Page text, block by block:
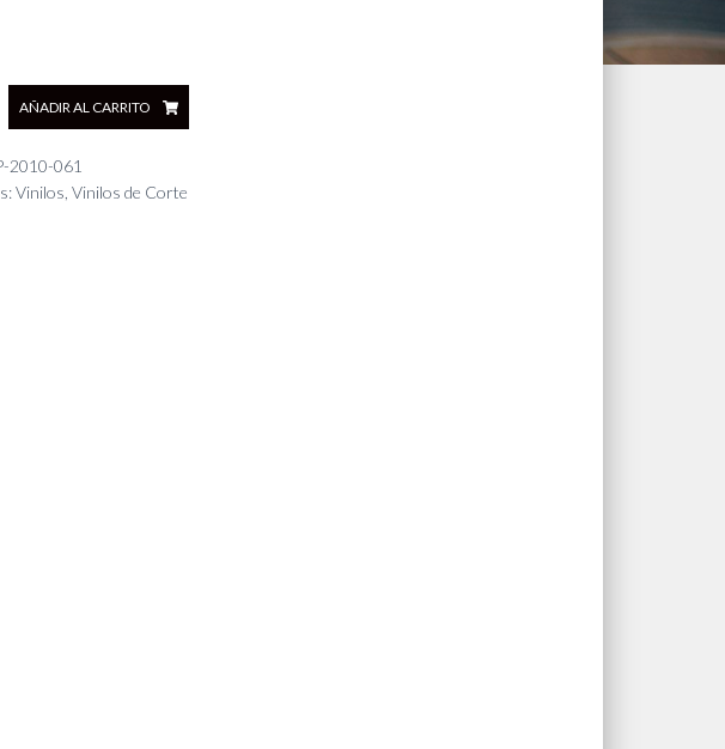
AÑADIR AL CARRITO
2010-061
Vinilos Vinilos de Corte